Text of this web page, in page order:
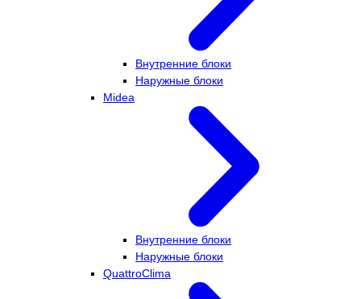
Внутренние блоки
Наружные блоки
Midea
Внутренние блоки
Наружные блоки
QuattroClima